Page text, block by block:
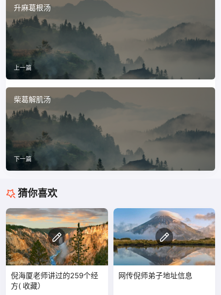
升麻葛根汤
上一篇
柴葛解肌汤
下一篇
猜你喜欢
倪海厦老师讲过的259个经
方( 收藏）
网传倪师弟子地址信息